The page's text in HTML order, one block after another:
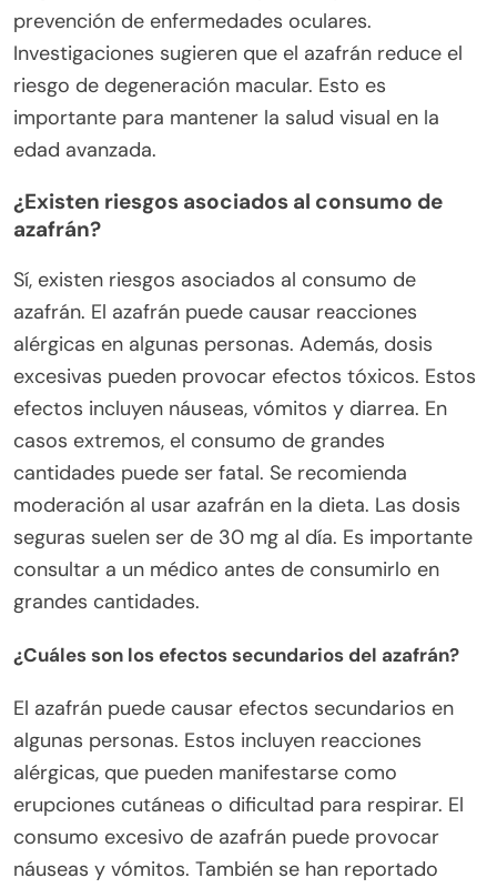
prevención de enfermedades oculares.
Investigaciones sugieren que el azafrán reduce el
riesgo de degeneración macular. Esto es
importante para mantener la salud visual en la
edad avanzada.
¿Existen riesgos asociados al consumo de
azafrán?
Sí, existen riesgos asociados al consumo de
azafrán. El azafrán puede causar reacciones
alérgicas en algunas personas. Además, dosis
excesivas pueden provocar efectos tóxicos. Estos
efectos incluyen náuseas, vómitos y diarrea. En
casos extremos, el consumo de grandes
cantidades puede ser fatal. Se recomienda
moderación al usar azafrán en la dieta. Las dosis
seguras suelen ser de 30 mg al día. Es importante
consultar a un médico antes de consumirlo en
grandes cantidades.
¿Cuáles son los efectos secundarios del azafrán?
El azafrán puede causar efectos secundarios en
algunas personas. Estos incluyen reacciones
alérgicas, que pueden manifestarse como
erupciones cutáneas o dificultad para respirar. El
consumo excesivo de azafrán puede provocar
náuseas y vómitos. También se han reportado